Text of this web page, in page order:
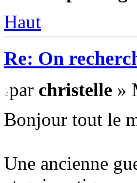
Haut
Re: On
par christelle »
Bonjour tout le
Une ancienne